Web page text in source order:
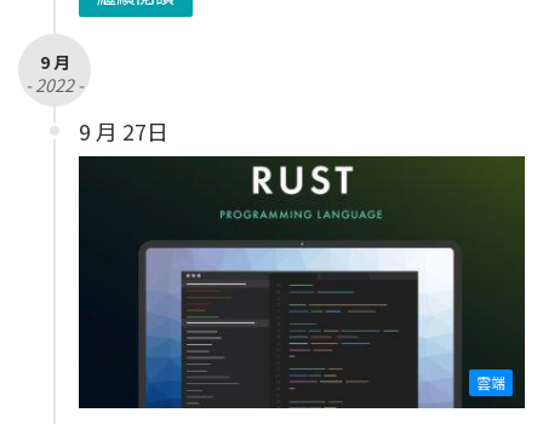
9 月
- 2022 -
9 月 27日
雲端